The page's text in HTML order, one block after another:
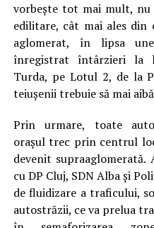
vorbește tot mai mult, nu
edilitare, cât mai ales
aglomerat, în lipsa
înregistrat întârzieri la
Turda, pe Lotul 2, de la
teiușenii trebuie să mai
Prin urmare, toate
orașul trec prin centrul
devenit
cu DP Cluj, SDN Alba și
de fluidizare a traficului,
autostrăzii, ce va prelua